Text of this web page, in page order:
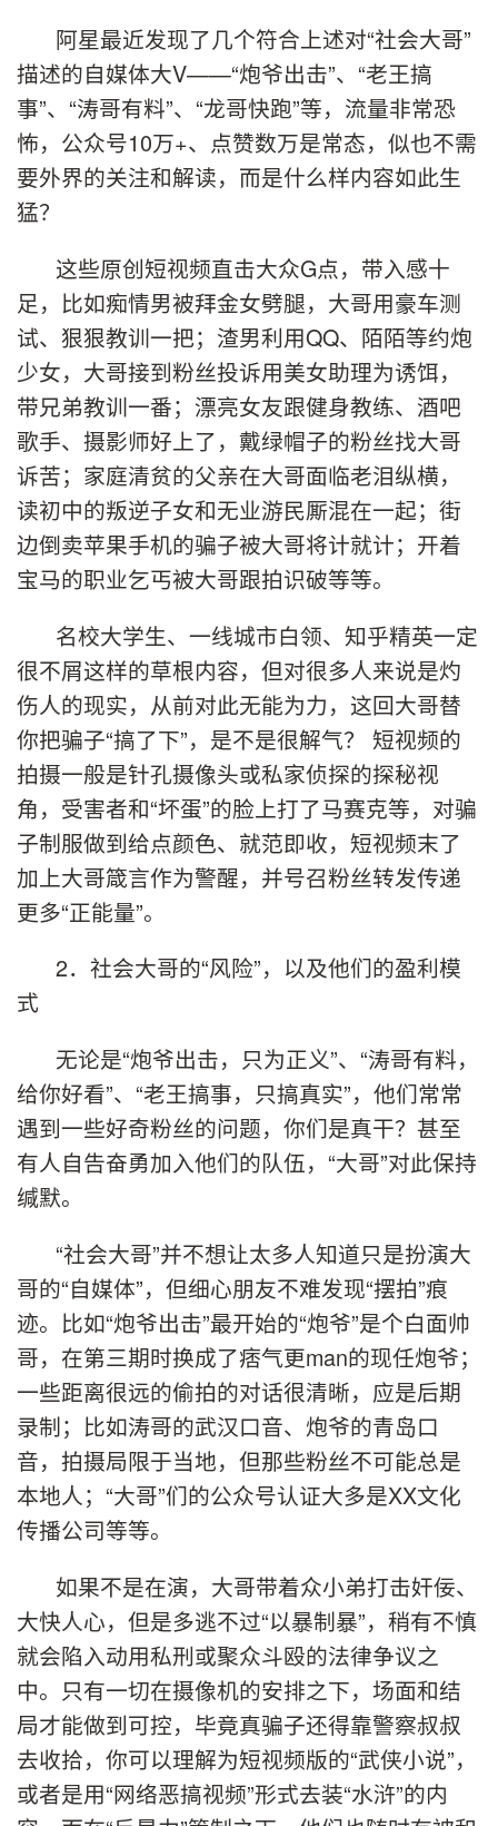
阿星最近发现了几个符合上述对“社会大哥”
描述的自媒体大V——“炮爷出击”、“老王搞
事”、“涛哥有料”、“龙哥快跑”等，流量非常恐
怖，公众号10万+、点赞数万是常态，似也不需
要外界的关注和解读，而是什么样内容如此生
猛？
这些原创短视频直击大众G点，带入感十
足，比如痴情男被拜金女劈腿，大哥用豪车测
试、狠狠教训一把；渣男利用QQ、陌陌等约炮
少女，大哥接到粉丝投诉用美女助理为诱饵，
带兄弟教训一番；漂亮女友跟健身教练、酒吧
歌手、摄影师好上了，戴绿帽子的粉丝找大哥
诉苦；家庭清贫的父亲在大哥面临老泪纵横，
读初中的叛逆子女和无业游民厮混在一起；街
边倒卖苹果手机的骗子被大哥将计就计；开着
宝马的职业乞丐被大哥跟拍识破等等。
名校大学生、一线城市白领、知乎精英一定
很不屑这样的草根内容，但对很多人来说是灼
伤人的现实，从前对此无能为力，这回大哥替
你把骗子“搞了下”，是不是很解气？ 短视频的
拍摄一般是针孔摄像头或私家侦探的探秘视
角，受害者和“坏蛋”的脸上打了马赛克等，对骗
子制服做到给点颜色、就范即收，短视频末了
加上大哥箴言作为警醒，并号召粉丝转发传递
更多“正能量”。
2．社会大哥的“风险”，以及他们的盈利模
式
无论是“炮爷出击，只为正义”、“涛哥有料，
给你好看”、“老王搞事，只搞真实”，他们常常
遇到一些好奇粉丝的问题，你们是真干？甚至
有人自告奋勇加入他们的队伍，“大哥”对此保持
缄默。
“社会大哥”并不想让太多人知道只是扮演大
哥的“自媒体”，但细心朋友不难发现“摆拍”痕
迹。比如“炮爷出击”最开始的“炮爷”是个白面帅
哥，在第三期时换成了痞气更man的现任炮爷；
一些距离很远的偷拍的对话很清晰，应是后期
录制；比如涛哥的武汉口音、炮爷的青岛口
音，拍摄局限于当地，但那些粉丝不可能总是
本地人；“大哥”们的公众号认证大多是XX文化
传播公司等等。
如果不是在演，大哥带着众小弟打击奸佞、
大快人心，但是多逃不过“以暴制暴”，稍有不慎
就会陷入动用私刑或聚众斗殴的法律争议之
中。只有一切在摄像机的安排之下，场面和结
局才能做到可控，毕竟真骗子还得靠警察叔叔
去收拾，你可以理解为短视频版的“武侠小说”，
或者是用“网络恶搞视频”形式去装“水浒”的内